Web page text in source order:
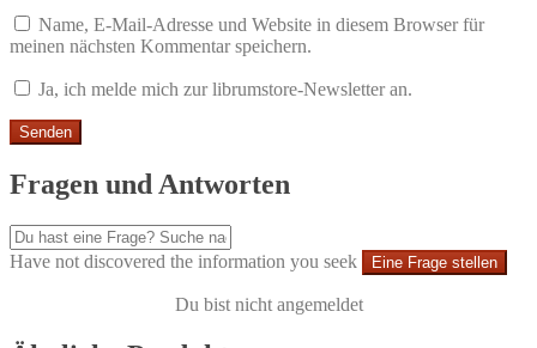
Name, E-Mail-Adresse und Website in diesem Browser für
meinen nächsten Kommentar speichern.
Ja, ich melde mich zur librumstore-Newsletter an.
Fragen und Antworten
Have not discovered the information you seek Eine Frage stellen
Du bist nicht angemeldet